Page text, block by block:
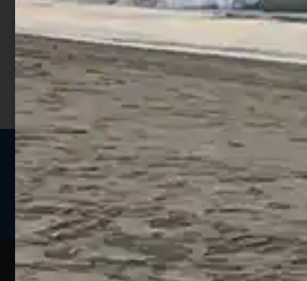
Utilizza i punti per ricevere uno
sconto;
I punti sono indicati nella pagina
prodotto;
Seguici sui social
Web
EsperienzeAssistenzaContatti